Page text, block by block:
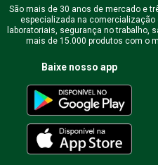
São mais de 30 anos de mercado e
especializada na comercialização
laboratoriais, segurança no trabalho,
mais de 15.000 produtos com o
Baixe nosso app